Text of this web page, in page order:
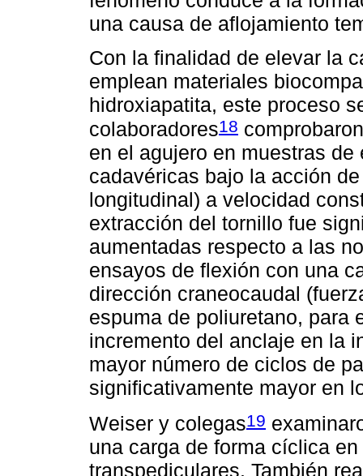
una causa de aflojamiento
Con la finalidad de elevar la
emplean materiales
hidroxiapatita, este proceso
colaboradores18
en el agujero en muestras
cadavéricas bajo la acción
longitudinal) a velocidad
extracción del tornillo fue
aumentadas respecto a las
ensayos de flexión con una
dirección craneocaudal
espuma de poliuretano, para
incremento del anclaje en la
mayor número de ciclos de
significativamente mayor en
Weiser y colegas19
una carga de forma cíclica
transpediculares. También